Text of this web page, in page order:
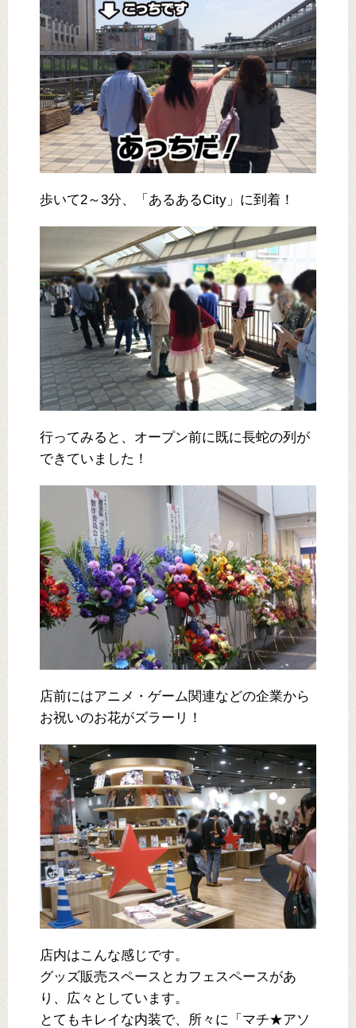
歩いて2～3分、「あるあるCity」に到着！
行ってみると、オープン前に既に長蛇の列が
できていました！
店前にはアニメ・ゲーム関連などの企業から
お祝いのお花がズラーリ！
店内はこんな感じです。
グッズ販売スペースとカフェスペースがあ
り、広々としています。
とてもキレイな内装で、所々に「マチ★アソ